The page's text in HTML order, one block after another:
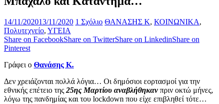
14/11/202013/11/2020 1 Σχόλιο ΘΑΝΑΣΗΣ Κ, ΚΟΙΝΩΝΙΚΑ,
Πολυτεχνείο, ΥΓΕΙΑ
Share on FacebookShare on TwitterShare on LinkedinShare on
Pinterest
Γράφει ο Θανάσης Κ.
Δεν χρειάζονται πολλά λόγια… Οι δημόσιοι εορτασμοί για την
εθνικής επέτειο της 25ης Μαρτίου αναβλήθηκανπριν οκτώ μήνες,
λόγω της πανδημίας και του lockdown που είχε επιβληθεί τότε…